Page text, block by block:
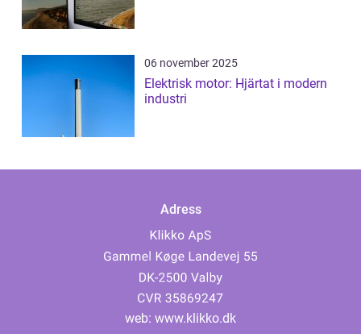
06 november 2025
Elektrisk motor: Hjärtat i modern
industri
Adress
web: www.klikko.dk